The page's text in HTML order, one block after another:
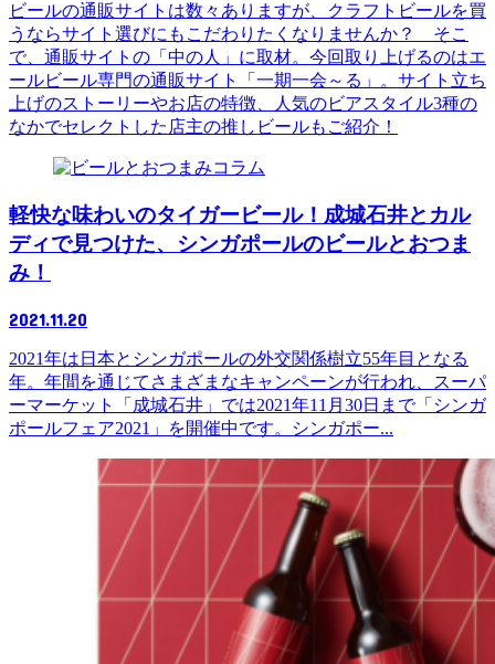
ビールの通販サイトは数々ありますが、クラフトビールを買
うならサイト選びにもこだわりたくなりませんか？ そこ
で、通販サイトの「中の人」に取材。今回取り上げるのはエ
ールビール専門の通販サイト「一期一会～る」。サイト立ち
上げのストーリーやお店の特徴、人気のビアスタイル3種の
なかでセレクトした店主の推しビールもご紹介！
コラム
軽快な味わいのタイガービール！成城石井とカル
ディで見つけた、シンガポールのビールとおつま
み！
2021.11.20
2021年は日本とシンガポールの外交関係樹立55年目となる
年。年間を通じてさまざまなキャンペーンが行われ、スーパ
ーマーケット「成城石井」では2021年11月30日まで「シンガ
ポールフェア2021」を開催中です。シンガポー...